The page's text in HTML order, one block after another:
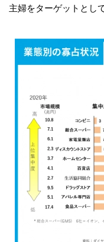
主婦をターゲットとし